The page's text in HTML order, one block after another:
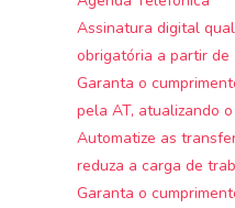
Assinatura digital
obrigatória a partir de
Garanta o
pela AT, atualizando
Automatize as
reduza a carga de
Garanta o